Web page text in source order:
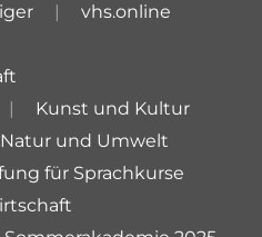
vhs.online
Kunst und Kultur
und Umwelt
für Sprachkurse